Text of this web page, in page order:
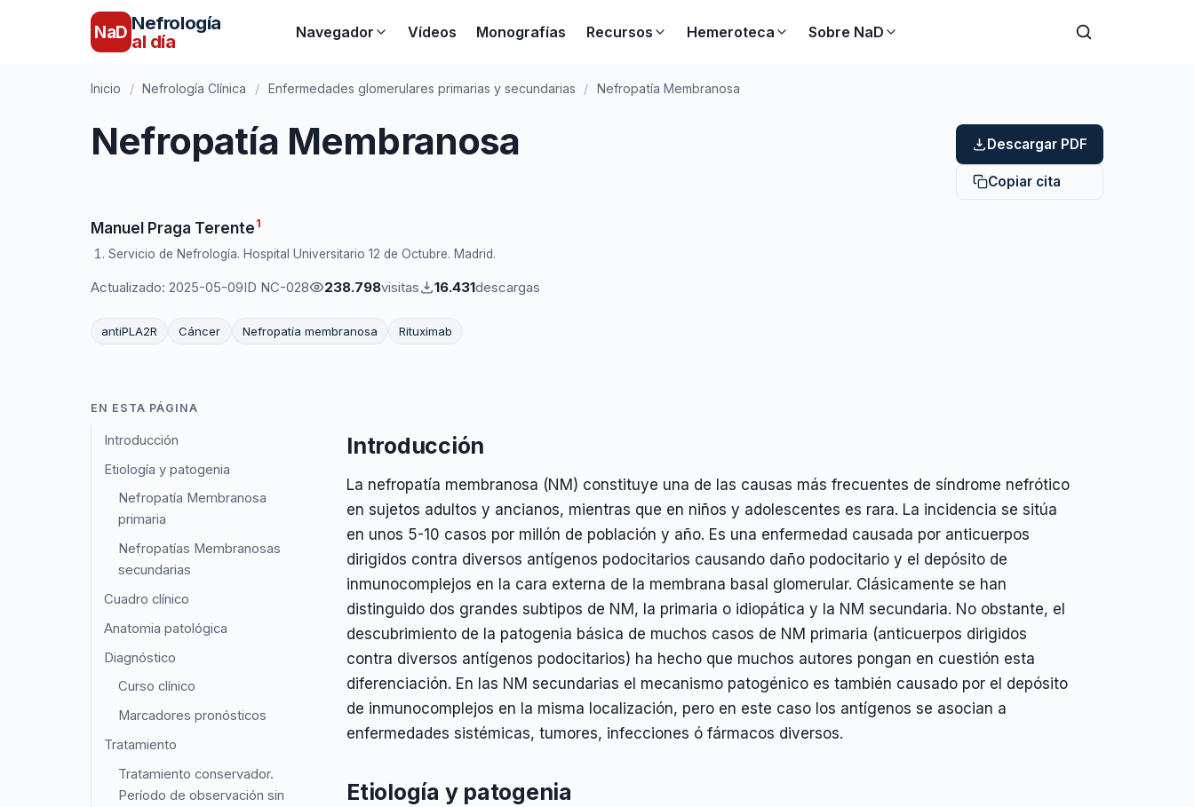
NaD Nefrología
al día
Navegador Vídeos Monografías Recursos Hemeroteca Sobre NaD
Inicio / Nefrología Clínica / Enfermedades glomerulares primarias y secundarias / Nefropatía Membranosa
Nefropatía Membranosa Descargar PDF
Copiar cita
Manuel Praga Terente 1
Servicio de Nefrología. Hospital Universitario 12 de Octubre. Madrid.
Actualizado: 2025-05-09ID NC-028 238.798visitas 16.431descargas
antiPLA2R Cáncer Nefropatía membranosa Rituximab
EN ESTA PÁGINA
Introducción
Etiología y patogenia
Nefropatía Membranosa
primaria
Nefropatías Membranosas
secundarias
Cuadro clínico
Anatomia patológica
Diagnóstico
Curso clínico
Marcadores pronósticos
Tratamiento
Tratamiento conservador.
Período de observación sin
Introducción
La nefropatía membranosa (NM) constituye una de las causas más frecuentes de síndrome nefrótico
en sujetos adultos y ancianos, mientras que en niños y adolescentes es rara. La incidencia se sitúa
en unos 5-10 casos por millón de población y año. Es una enfermedad causada por anticuerpos
dirigidos contra diversos antígenos podocitarios causando daño podocitario y el depósito de
inmunocomplejos en la cara externa de la membrana basal glomerular. Clásicamente se han
distinguido dos grandes subtipos de NM, la primaria o idiopática y la NM secundaria. No obstante, el
descubrimiento de la patogenia básica de muchos casos de NM primaria (anticuerpos dirigidos
contra diversos antígenos podocitarios) ha hecho que muchos autores pongan en cuestión esta
diferenciación. En las NM secundarias el mecanismo patogénico es también causado por el depósito
de inmunocomplejos en la misma localización, pero en este caso los antígenos se asocian a
enfermedades sistémicas, tumores, infecciones ó fármacos diversos.
Etiología y patogenia